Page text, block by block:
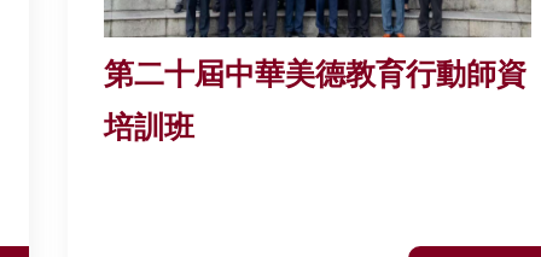
第二十屆中華美德教育行動師資
培訓班